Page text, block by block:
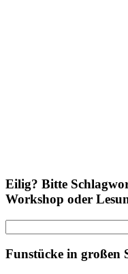
Eilig? Bitte
Workshop oder
for:
Funstücke in großen